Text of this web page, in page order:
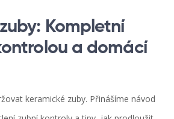
Kompletní
a domácí
keramické zuby. Přinášíme návod